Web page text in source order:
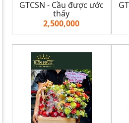
GTCSN - Cầu được ước
thấy
2,500,000